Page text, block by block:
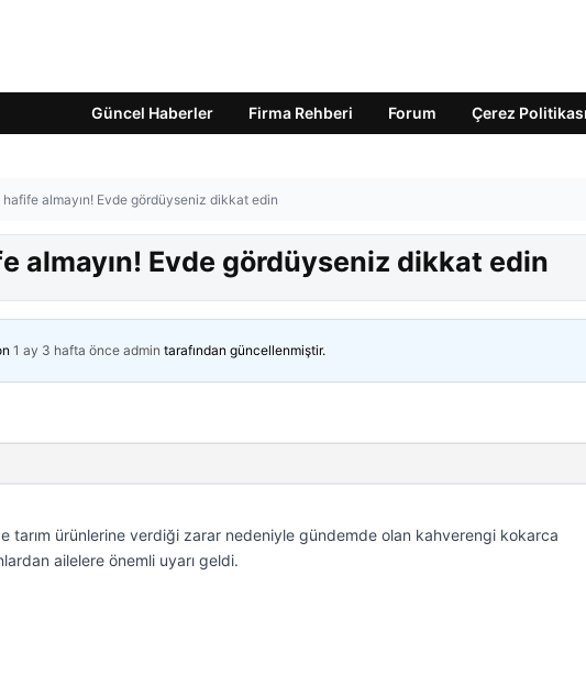
Güncel Haberler Firma Rehberi Forum Çerez Politikası
hafife almayın! Evde gördüyseniz dikkat edin
almayın! Evde gördüyseniz dikkat edin
1 ay 3 hafta önce admin tarafından güncellenmiştir.
tarım ürünlerine verdiği zarar nedeniyle gündemde olan kahverengi kokarca
ailelere önemli uyarı geldi.